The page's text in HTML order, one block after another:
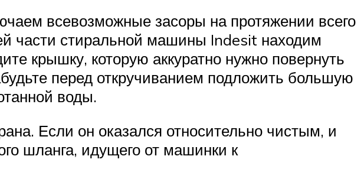
всевозможные засоры на протяжении всего
части стиральной машины Indesit находим
крышку, которую аккуратно нужно повернуть
перед откручиванием подложить большую
воды.
Если он оказался относительно чистым, и
шланга, идущего от машинки к